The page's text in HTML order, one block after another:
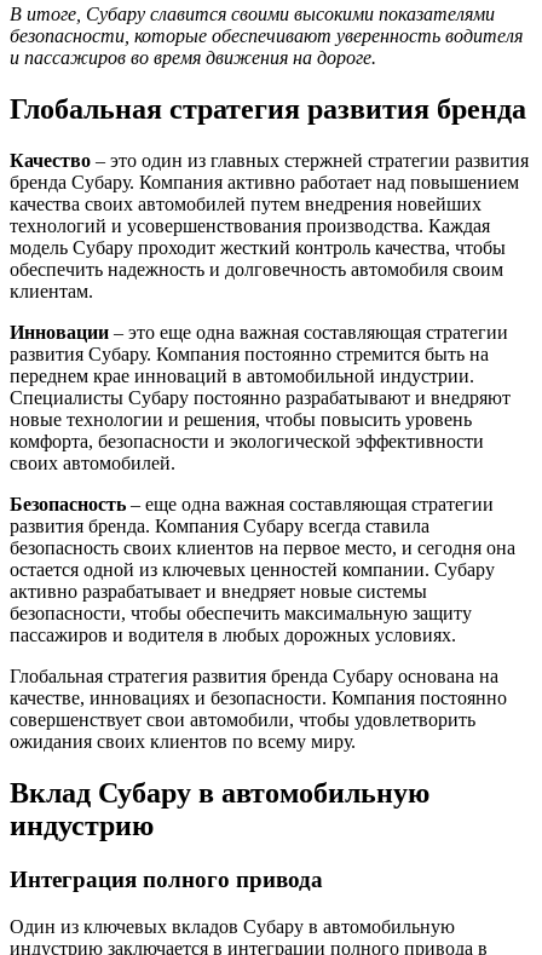
В итоге, Субару славится своими высокими показателями
безопасности, которые обеспечивают уверенность водителя
и пассажиров во время движения на дороге.
Глобальная стратегия развития бренда
Качество – это один из главных стержней стратегии развития
бренда Субару. Компания активно работает над повышением
качества своих автомобилей путем внедрения новейших
технологий и усовершенствования производства. Каждая
модель Субару проходит жесткий контроль качества, чтобы
обеспечить надежность и долговечность автомобиля своим
клиентам.
Инновации – это еще одна важная составляющая стратегии
развития Субару. Компания постоянно стремится быть на
переднем крае инноваций в автомобильной индустрии.
Специалисты Субару постоянно разрабатывают и внедряют
новые технологии и решения, чтобы повысить уровень
комфорта, безопасности и экологической эффективности
своих автомобилей.
Безопасность – еще одна важная составляющая стратегии
развития бренда. Компания Субару всегда ставила
безопасность своих клиентов на первое место, и сегодня она
остается одной из ключевых ценностей компании. Субару
активно разрабатывает и внедряет новые системы
безопасности, чтобы обеспечить максимальную защиту
пассажиров и водителя в любых дорожных условиях.
Глобальная стратегия развития бренда Субару основана на
качестве, инновациях и безопасности. Компания постоянно
совершенствует свои автомобили, чтобы удовлетворить
ожидания своих клиентов по всему миру.
Вклад Субару в автомобильную
индустрию
Интеграция полного привода
Один из ключевых вкладов Субару в автомобильную
индустрию заключается в интеграции полного привода в